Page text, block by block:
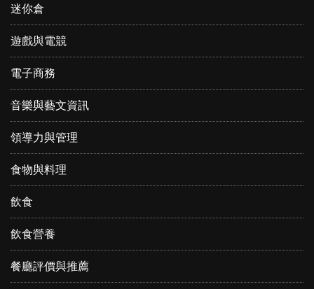
迷你倉
遊戲與電競
電子商務
音樂與藝文資訊
領導力與管理
食物與料理
飲食
飲食營養
餐廳評價與推薦